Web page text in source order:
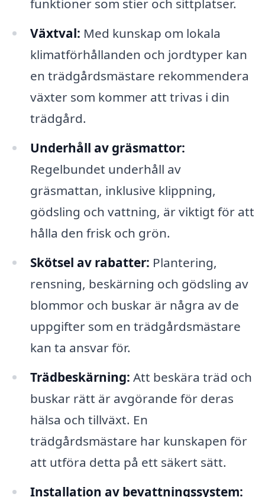
funktioner som stier och sittplatser.
Växtval: Med kunskap om lokala
klimatförhållanden och jordtyper kan
en trädgårdsmästare rekommendera
växter som kommer att trivas i din
trädgård.
Underhåll av gräsmattor:
Regelbundet underhåll av
gräsmattan, inklusive klippning,
gödsling och vattning, är viktigt för att
hålla den frisk och grön.
Skötsel av rabatter: Plantering,
rensning, beskärning och gödsling av
blommor och buskar är några av de
uppgifter som en trädgårdsmästare
kan ta ansvar för.
Trädbeskärning: Att beskära träd och
buskar rätt är avgörande för deras
hälsa och tillväxt. En
trädgårdsmästare har kunskapen för
att utföra detta på ett säkert sätt.
Installation av bevattningssystem: